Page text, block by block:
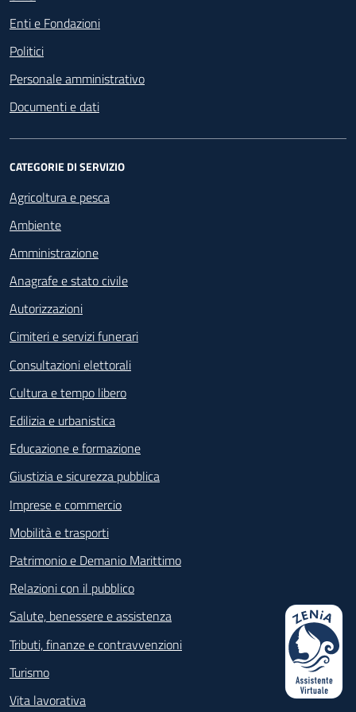
Enti e Fondazioni
Politici
Personale amministrativo
Documenti e dati
CATEGORIE DI SERVIZIO
Agricoltura e pesca
Ambiente
Amministrazione
Anagrafe e stato civile
Autorizzazioni
Cimiteri e servizi funerari
Consultazioni elettorali
Cultura e tempo libero
Edilizia e urbanistica
Educazione e formazione
Giustizia e sicurezza pubblica
Imprese e commercio
Mobilità e trasporti
Patrimonio e Demanio Marittimo
Relazioni con il pubblico
Salute, benessere e assistenza
Tributi, finanze e contravvenzioni
Turismo
Vita lavorativa